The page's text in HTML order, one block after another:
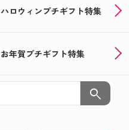
ハロウィンプチギフト特集
お年賀プチギフト特集
search